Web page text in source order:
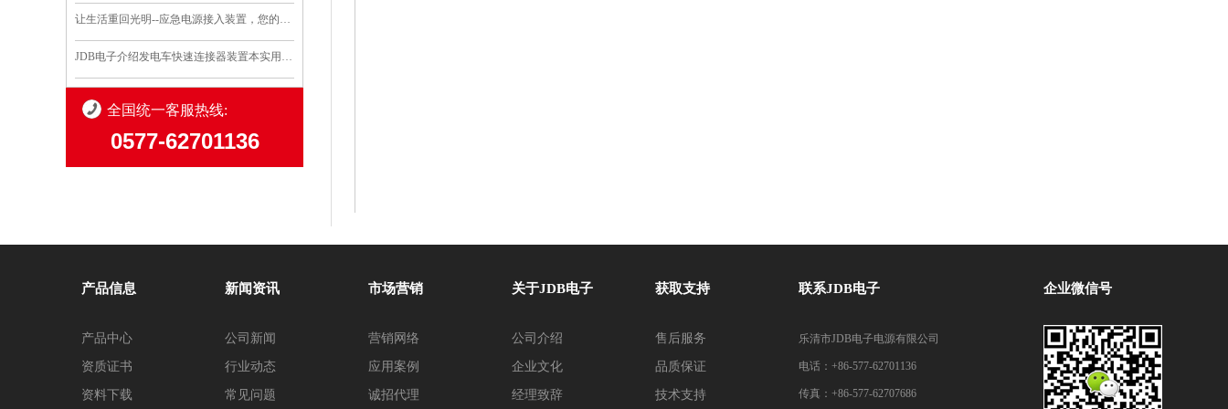
让生活重回光明--应急电源接入装置，您的安全守护..
JDB电子介绍发电车快速连接器装置本实用新型的优点和利..
全国统一客服热线:
0577-62701136
产品信息
产品中心
资质证书
资料下载
新闻资讯
公司新闻
行业动态
常见问题
市场营销
营销网络
应用案例
诚招代理
关于JDB电子
公司介绍
企业文化
经理致辞
获取支持
售后服务
品质保证
技术支持
联系JDB电子
乐清市JDB电子电源有限公司
电话：+86-577-62701136
传真：+86-577-62707686
企业微信号